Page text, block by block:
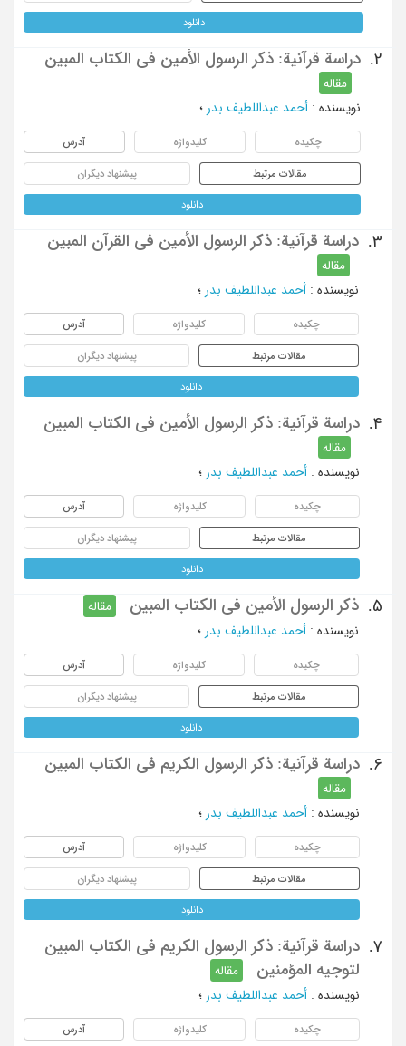
دانلود
2. دراسة قرآنیة: ذکر الرسول الأمین فی الکتاب المبین
مقاله
نویسنده : أحمد عبداللطیف بدر ؛
چکیده کلیدواژه آدرس
مقالات مرتبط پیشنهاد دیگران
دانلود
3. دراسة قرآنیة: ذکر الرسول الأمین فی القرآن المبین
مقاله
نویسنده : أحمد عبداللطیف بدر ؛
چکیده کلیدواژه آدرس
مقالات مرتبط پیشنهاد دیگران
دانلود
4. دراسة قرآنیة: ذکر الرسول الأمین فی الکتاب المبین
مقاله
نویسنده : أحمد عبداللطیف بدر ؛
چکیده کلیدواژه آدرس
مقالات مرتبط پیشنهاد دیگران
دانلود
5. ذکر الرسول الأمین فی الکتاب المبین
مقاله
نویسنده : أحمد عبداللطیف بدر ؛
چکیده کلیدواژه آدرس
مقالات مرتبط پیشنهاد دیگران
دانلود
6. دراسة قرآنیة: ذکر الرسول الکریم فی الکتاب المبین
مقاله
نویسنده : أحمد عبداللطیف بدر ؛
چکیده کلیدواژه آدرس
مقالات مرتبط پیشنهاد دیگران
دانلود
7.
دراسة قرآنیة: ذکر الرسول الکریم فی الکتاب المبین
لتوجیه المؤمنین
مقاله
نویسنده : أحمد عبداللطیف بدر ؛
چکیده کلیدواژه آدرس